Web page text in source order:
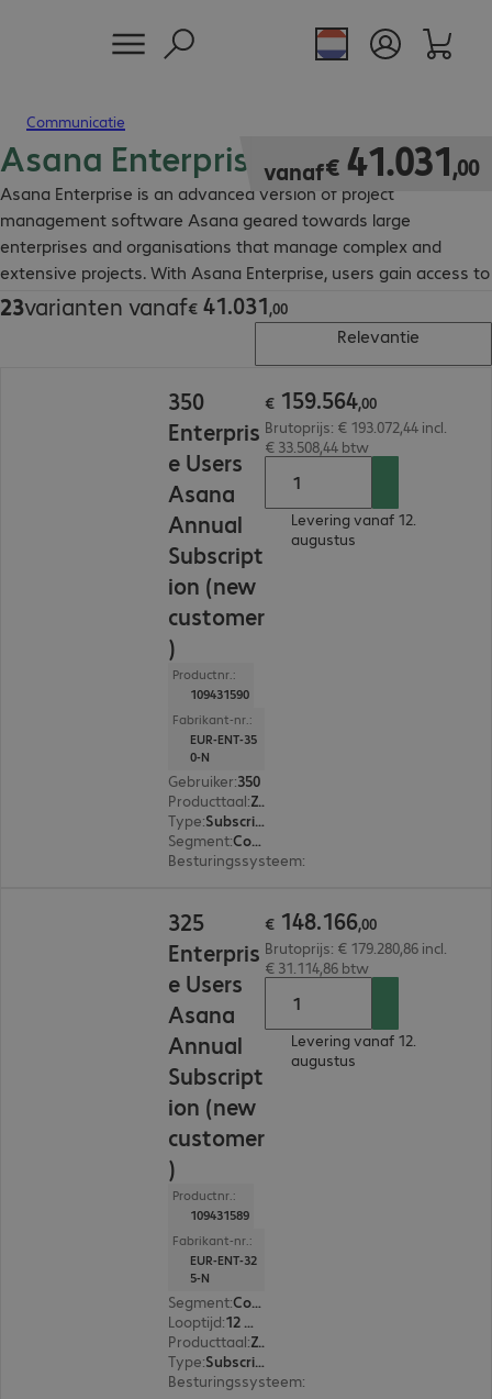
Communicatie
Asana Enterprise (new)
Asana Enterprise is an advanced version of project
management software Asana geared towards large
enterprises and organisations that manage complex and
extensive projects. With Asana Enterprise, users gain access to
advanced functions including reporting options, custom fields
for tailored workflows, task prioritisation, resource
Residency (available as an add-on), HIPAA, EKM. Asana
Enterprise is available for unlimited users.
vanaf€ 41.031,00
€ 41.031,00
23varianten vanaf€ 41.031,00
€ 41.031,00
Relevantie
350
Enterpris
e Users
Asana
Annual
Subscript
ion (new
customer
)
Productnr.:
109431590
Fabrikant-nr.:
EUR-ENT-35
0-N
Gebruiker:350
Producttaal: Zweeds, Russisch, Engels, Spaans, Japans, Portugees, Portugal, Pools, Frans, Italiaans, Nederlands, Duits
Type:
Subscription
Segment:
Corporate
Besturingssysteem:
€ 159.564,00
Brutoprijs: € 193.072,44 incl.
€ 33.508,44 btw
Levering vanaf 12.
augustus
325
Enterpris
e Users
Asana
Annual
Subscript
ion (new
customer
)
Productnr.:
109431589
Fabrikant-nr.:
EUR-ENT-32
5-N
Segment:
Corporate
Looptijd:
12 Maanden
Producttaal: Zweeds, Russisch, Engels, Spaans, Japans, Portugees, Portugal, Pools, Frans, Italiaans, Nederlands, Duits
Type:
Subscription
Besturingssysteem:
€ 148.166,00
Brutoprijs: € 179.280,86 incl.
€ 31.114,86 btw
Levering vanaf 12.
augustus